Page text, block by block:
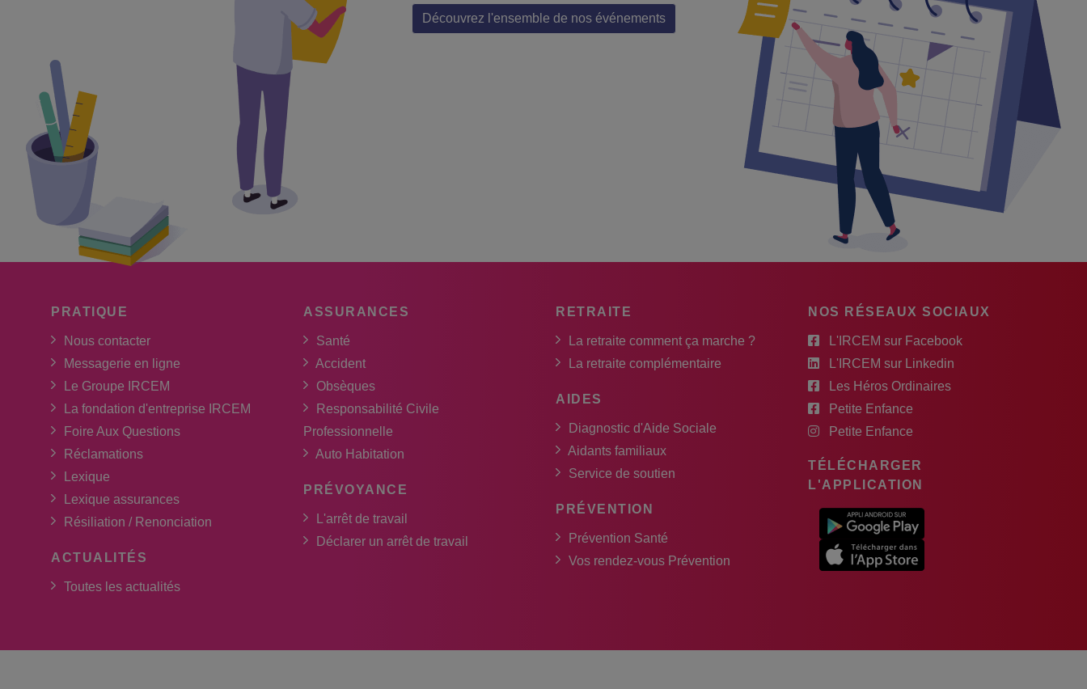
Découvrez l'ensemble de nos événements
PRATIQUE
Nous contacter
Messagerie en ligne
Le Groupe IRCEM
La fondation d'entreprise IRCEM
Foire Aux Questions
Réclamations
Lexique
Lexique assurances
Résiliation / Renonciation
ACTUALITÉS
Toutes les actualités
ASSURANCES
Santé
Accident
Obsèques
Responsabilité Civile
Professionnelle
Auto Habitation
PRÉVOYANCE
L'arrêt de travail
Déclarer un arrêt de travail
RETRAITE
La retraite comment ça marche ?
La retraite complémentaire
AIDES
Diagnostic d'Aide Sociale
Aidants familiaux
Service de soutien
PRÉVENTION
Prévention Santé
Vos rendez-vous Prévention
NOS RÉSEAUX SOCIAUX
L'IRCEM sur Facebook
L'IRCEM sur Linkedin
Les Héros Ordinaires
Petite Enfance
Petite Enfance
TÉLÉCHARGER
L'APPLICATION